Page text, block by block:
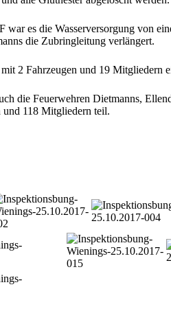
war es die Wasserversorgung von
die Zubringleitung verlängert.
2 Fahrzeugen und 19 Mitgliedern
die Feuerwehren Dietmanns,
und 118 Mitgliedern teil.